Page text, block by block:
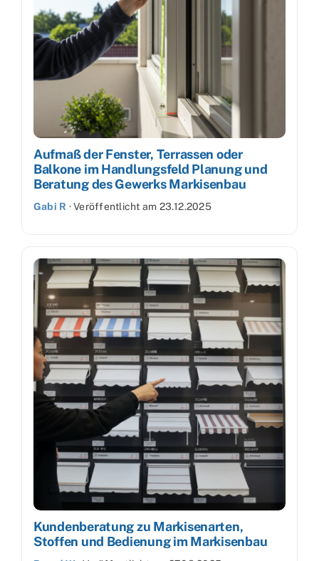
Aufmaß der Fenster, Terrassen oder
Balkone im Handlungsfeld Planung und
Beratung des Gewerks Markisenbau
Gabi R ·Veröffentlicht am 23.12.2025
Kundenberatung zu Markisenarten,
Stoffen und Bedienung im Markisenbau